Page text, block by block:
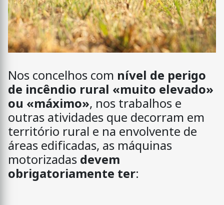
Nos concelhos com nível de perigo
de incêndio rural «muito elevado»
ou «máximo», nos trabalhos e
outras atividades que decorram em
território rural e na envolvente de
áreas edificadas, as máquinas
motorizadas devem
obrigatoriamente ter: